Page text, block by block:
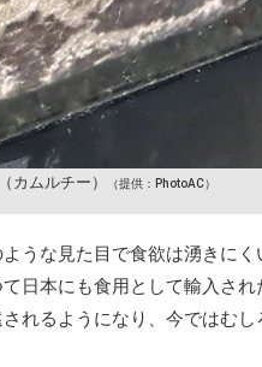
カムルチー） （提供：PhotoAC）
うな見た目で食欲は湧きに
日本にも食用として輸入さ
れるようになり、今ではむ